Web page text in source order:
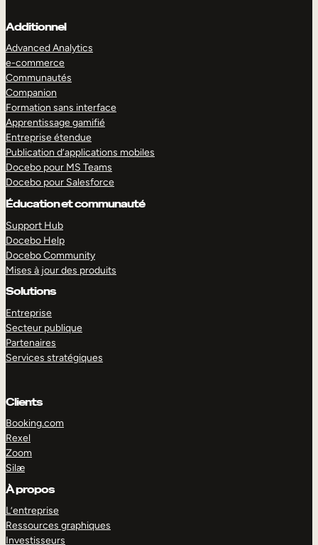
Additionnel
Advanced Analytics
e-commerce
Communautés
Companion
Formation sans interface
Apprentissage gamifié
Entreprise étendue
Publication d’applications mobiles
Docebo pour MS Teams
Docebo pour Salesforce
Éducation et communauté
Support Hub
Docebo Help
Docebo Community
Mises à jour des produits
Solutions
Entreprise
Secteur publique
Partenaires
Services stratégiques
Clients
Booking.com
Rexel
Zoom
Silæ
À propos
L’entreprise
Ressources graphiques
Investisseurs